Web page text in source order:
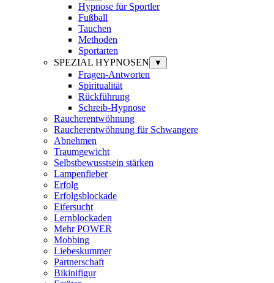
Hypnose für Sportler
Fußball
Tauchen
Methoden
Sportarten
SPEZIAL HYPNOSEN
▼
Fragen-Antworten
Spiritualität
Rückführung
Schreib-Hypnose
Raucherentwöhnung
Raucherentwöhnung für Schwangere
Abnehmen
Traumgewicht
Selbstbewusstsein stärken
Lampenfieber
Erfolg
Erfolgsblockade
Eifersucht
Lernblockaden
Mehr POWER
Mobbing
Liebeskummer
Partnerschaft
Bikinifigur